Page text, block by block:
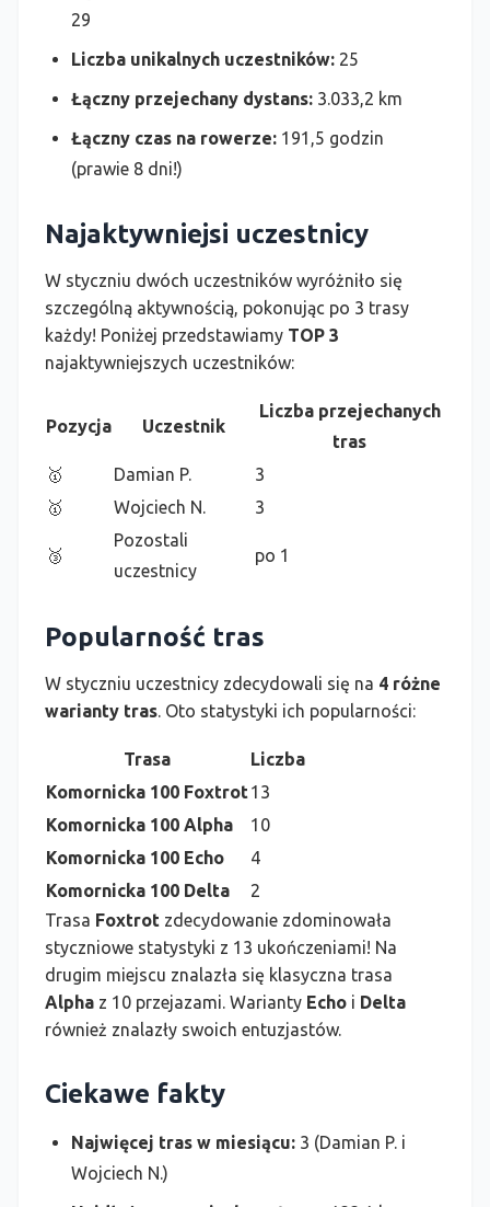
29
Liczba unikalnych uczestników: 25
Łączny przejechany dystans: 3.033,2 km
Łączny czas na rowerze: 191,5 godzin
(prawie 8 dni!)
Najaktywniejsi uczestnicy
W styczniu dwóch uczestników wyróżniło się
szczególną aktywnością, pokonując po 3 trasy
każdy! Poniżej przedstawiamy TOP 3
najaktywniejszych uczestników:
Pozycja Uczestnik
Liczba przejechanych
tras
🥇
Damian P.
3
🥇
Wojciech N. 3
🥉
Pozostali
uczestnicy
po 1
Popularność tras
W styczniu uczestnicy zdecydowali się na 4 różne
warianty tras. Oto statystyki ich popularności:
Trasa
Liczba
Komornicka 100 Foxtrot13
Komornicka 100 Alpha
10
Komornicka 100 Echo
4
Komornicka 100 Delta
2
Trasa Foxtrot zdecydowanie zdominowała
styczniowe statystyki z 13 ukończeniami! Na
drugim miejscu znalazła się klasyczna trasa
Alpha z 10 przejazami. Warianty Echo i Delta
również znalazły swoich entuzjastów.
Ciekawe fakty
Najwięcej tras w miesiącu: 3 (Damian P. i
Wojciech N.)